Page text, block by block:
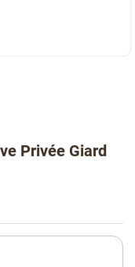
Privée Giard